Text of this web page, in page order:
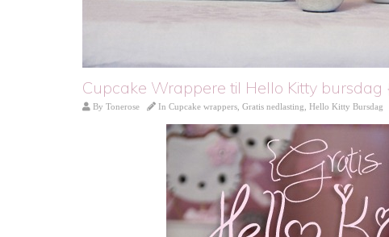
Cupcake Wrappere til Hello Kitty bursdag
By Tonerose In Cupcake wrappers Gratis nedlasting Hello Kitty Bursdag